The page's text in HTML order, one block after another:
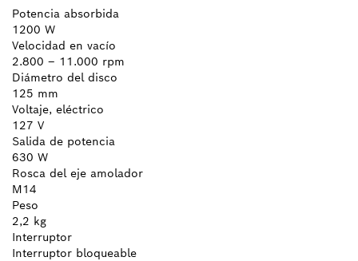
Potencia absorbida
1200 W
Velocidad en vacío
2.800 – 11.000 rpm
Diámetro del disco
125 mm
Voltaje, eléctrico
127 V
Salida de potencia
630 W
Rosca del eje amolador
M14
Peso
2,2 kg
Interruptor
Interruptor bloqueable